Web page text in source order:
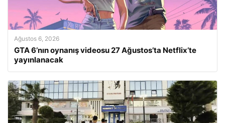
Ağustos 6, 2026
GTA 6’nın oynanış videosu 27 Ağustos’ta Netflix’te
yayınlanacak